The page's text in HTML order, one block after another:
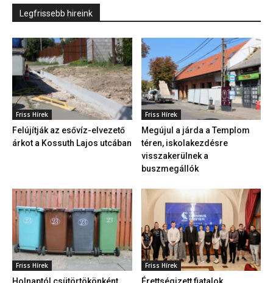
Legfrissebb hireink
Friss Hírek
Felújítják az esővíz-elvezető
árkot a Kossuth Lajos utcában
Friss Hírek
Megújul a járda a Templom
téren, iskolakezdésre
visszakerülnek a
buszmegállók
Friss Hírek Friss Hírek